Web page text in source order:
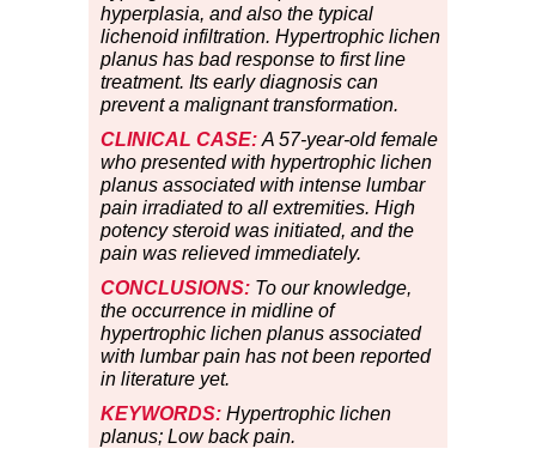
hyperplasia, and also the typical
lichenoid infiltration. Hypertrophic lichen
planus has bad response to first line
treatment. Its early diagnosis can
prevent a malignant transformation.
CLINICAL CASE: A 57-year-old female
who presented with hypertrophic lichen
planus associated with intense lumbar
pain irradiated to all extremities. High
potency steroid was initiated, and the
pain was relieved immediately.
CONCLUSIONS: To our knowledge,
the occurrence in midline of
hypertrophic lichen planus associated
with lumbar pain has not been reported
in literature yet.
KEYWORDS: Hypertrophic lichen
planus; Low back pain.